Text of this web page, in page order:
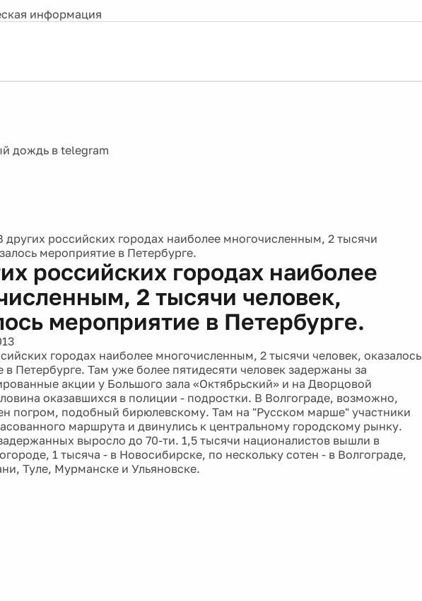
информация
других российских городах наиболее многочисленным, 2 тысячи
мероприятие в Петербурге.
российских городах наиболее
2 тысячи человек,
мероприятие в Петербурге.
городах наиболее многочисленным, 2 тысячи человек, оказалось
в Петербурге. Там уже более пятидесяти человек задержаны за
акции у Большого зала «Октябрьский» и на Дворцовой
оказавшихся в полиции - подростки. В Волгограде, возможно,
погром, подобный бирюлевскому. Там на "Русском марше" участники
маршрута и двинулись к центральному городскому рынку.
выросло до 70-ти. 1,5 тысячи националистов вышли в
1 тысяча - в Новосибирске, по нескольку сотен - в Волгограде,
Туле, Мурманске и Ульяновске.